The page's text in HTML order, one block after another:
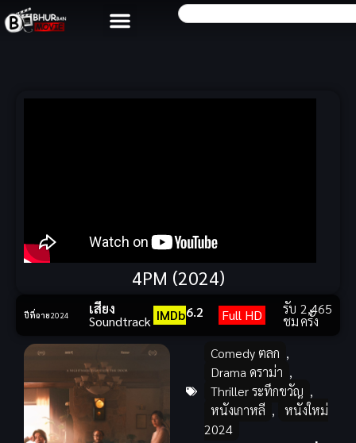
4PM (2024)
ปีที่ฉาย2024 เสียง
Soundtrack IMDb6.2 Full HD รับ
ชม
2,465
ครั้ง
Comedy ตลก ,
Drama ดราม่า ,
Thriller ระทึกขวัญ ,
หนังเกาหลี ,
หนังใหม่
2024